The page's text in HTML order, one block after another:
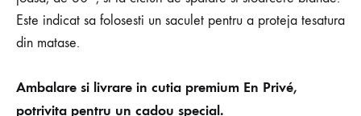
Este indicat sa folosesti un saculet pentru a proteja tesatura
din matase.
Ambalare si livrare in cutia premium En Privé,
potrivita pentru un cadou special.